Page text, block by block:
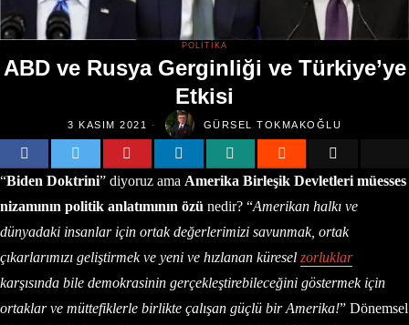
POLITIKA
ABD ve Rusya Gerginliği ve Türkiye’ye
Etkisi
3 KASIM 2021 GÜRSEL TOKMAKOĞLU
“Biden Doktrini” diyoruz ama Amerika Birleşik Devletleri müesses
nizamının politik anlatımının özü nedir? “Amerikan halkı ve
dünyadaki insanlar için ortak değerlerimizi savunmak, ortak
çıkarlarımızı geliştirmek ve yeni ve hızlanan küresel zorluklar
karşısında bile demokrasinin gerçekleştirebileceğini göstermek için
ortaklar ve müttefiklerle birlikte çalışan güçlü bir Amerika!” Dönemsel